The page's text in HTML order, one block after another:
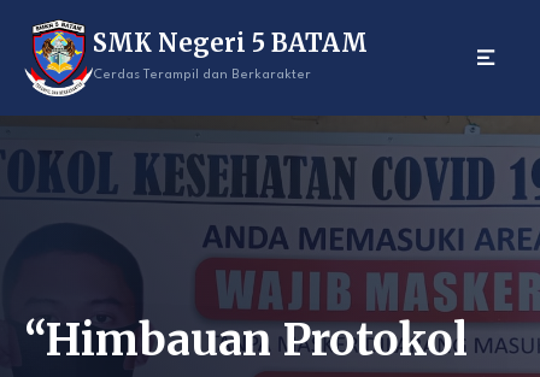
content
SMK Negeri 5 BATAM
Cerdas Terampil dan Berkarakter
“Himbauan Protokol